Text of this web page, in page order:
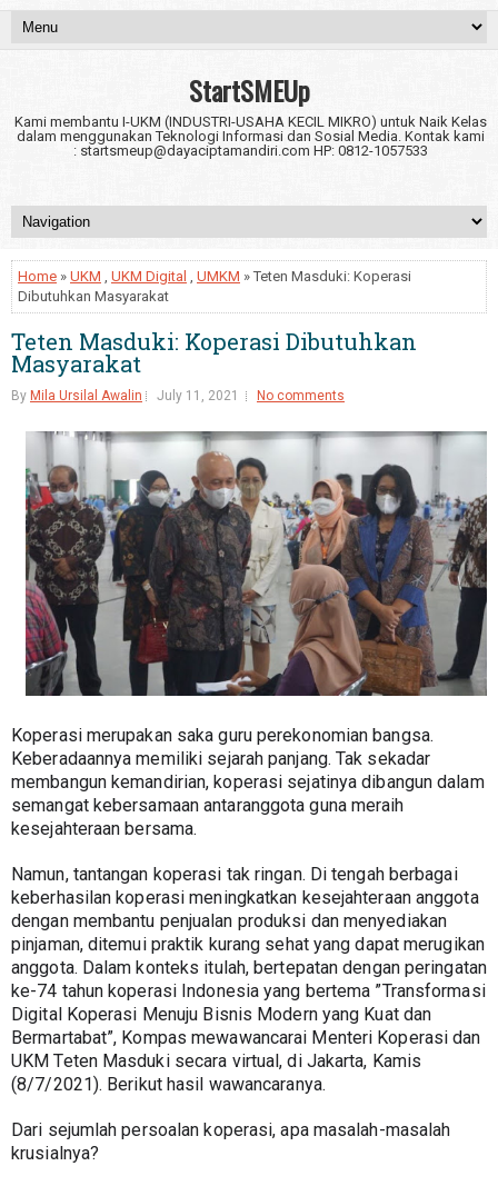
StartSMEUp
Kami membantu I-UKM (INDUSTRI-USAHA KECIL MIKRO) untuk Naik Kelas
dalam menggunakan Teknologi Informasi dan Sosial Media. Kontak kami
: startsmeup@dayaciptamandiri.com HP: 0812-1057533
Home » UKM , UKM Digital , UMKM » Teten Masduki: Koperasi
Dibutuhkan Masyarakat
Teten Masduki: Koperasi Dibutuhkan
Masyarakat
By Mila Ursilal Awalin July 11, 2021 No comments
Koperasi merupakan saka guru perekonomian bangsa.
Keberadaannya memiliki sejarah panjang. Tak sekadar
membangun kemandirian, koperasi sejatinya dibangun dalam
semangat kebersamaan antaranggota guna meraih
kesejahteraan bersama.
Namun, tantangan koperasi tak ringan. Di tengah berbagai
keberhasilan koperasi meningkatkan kesejahteraan anggota
dengan membantu penjualan produksi dan menyediakan
pinjaman, ditemui praktik kurang sehat yang dapat merugikan
anggota. Dalam konteks itulah, bertepatan dengan peringatan
ke-74 tahun koperasi Indonesia yang bertema ”Transformasi
Digital Koperasi Menuju Bisnis Modern yang Kuat dan
Bermartabat”, Kompas mewawancarai Menteri Koperasi dan
UKM Teten Masduki secara virtual, di Jakarta, Kamis
(8/7/2021). Berikut hasil wawancaranya.
Dari sejumlah persoalan koperasi, apa masalah-masalah
krusialnya?